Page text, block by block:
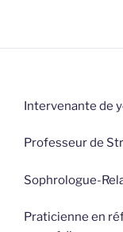
Intervenante de
Professeur de
Sophrologue-
Praticienne en